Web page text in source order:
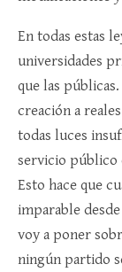
En todas estas
universidades
que las
creación a
todas luces
servicio público
Esto hace que
imparable
voy a poner
ningún partido